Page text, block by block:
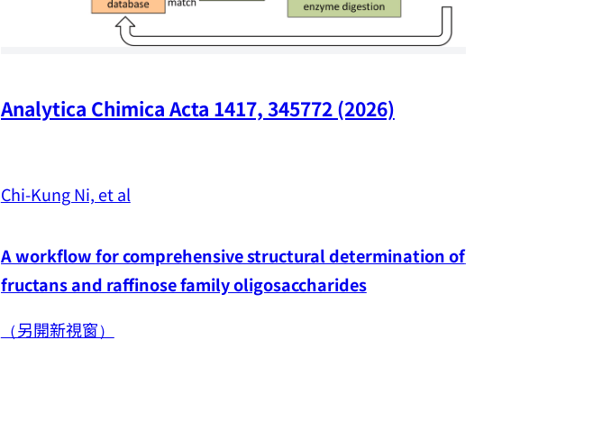
Analytica Chimica Acta 1417, 345772 (2026)
Chi-Kung Ni, et al
A workflow for comprehensive structural determination of
fructans and raffinose family oligosaccharides
（另開新視窗）